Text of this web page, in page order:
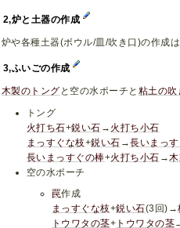
2,炉と土器の作成
炉や各種土器(ボウル/皿/吹き口)の作成
3,ふいごの作成
木製のトング と空の水ポーチと 粘土の吹
トング
火打ち石+鋭い石 → 火打ち小石
まっすぐな枝+鋭い石 →長いまっ
長いまっすぐの棒+火打ち小石 →
空の水ポーチ
罠作成
まっすぐな枝+鋭い石(3回)→
トウワタの茎+ トウワタの茎